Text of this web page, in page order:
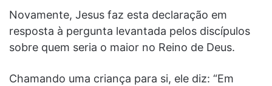
Novamente, Jesus faz esta declaração em
resposta à pergunta levantada pelos discípulos
sobre quem seria o maior no Reino de Deus.
Chamando uma criança para si, ele diz: “Em